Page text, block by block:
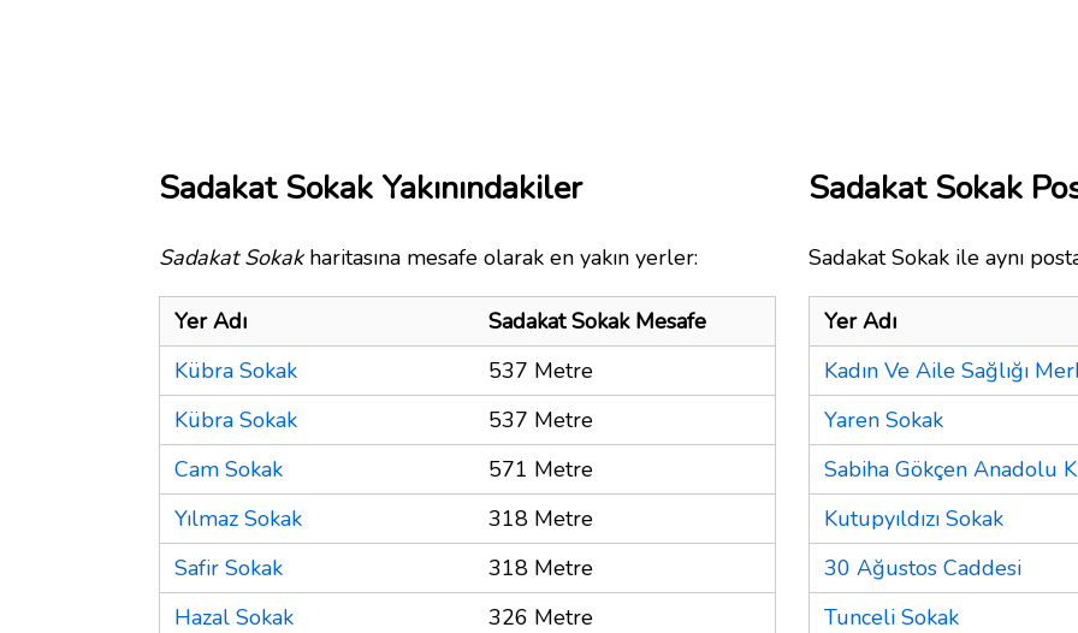
Sadakat Sokak Yakınındakiler
Sadakat Sokakharitasına mesafe olarak en yakın yerler:
Yer Adı
Sadakat Sokak Mesafe
Kübra Sokak
537 Metre
Kübra Sokak
537 Metre
Cam Sokak
571 Metre
Yılmaz Sokak
318 Metre
Safir Sokak
318 Metre
Hazal Sokak
326 Metre
Sadakat Sokak
Sadakat Sokak ile aynı
Yer Adı
Kadın Ve Aile Sağlığı
Yaren Sokak
Sabiha Gökçen Anadolu
Kutupyıldızı Sokak
30 Ağustos Caddesi
Tunceli Sokak